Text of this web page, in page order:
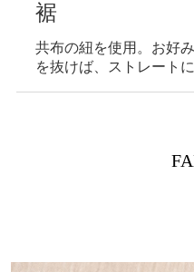
裾
共布の紐を使用。お好
を抜けば、ストレートに